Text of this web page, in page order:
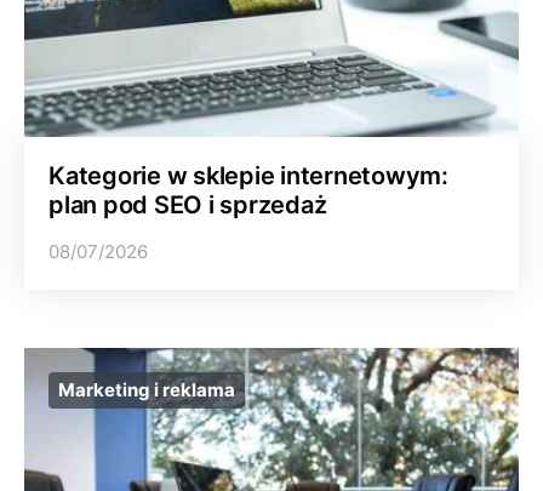
Kategorie w sklepie internetowym:
plan pod SEO i sprzedaż
08/07/2026
Marketing i reklama